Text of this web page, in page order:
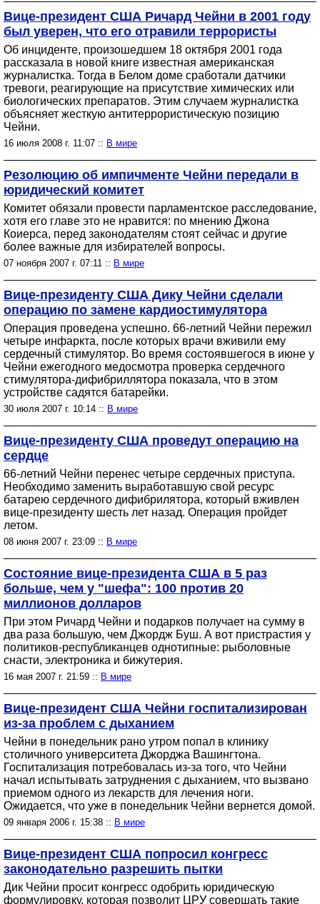
Вице-президент США Ричард Чейни в 2001 году
был уверен, что его отравили террористы
Об инциденте, произошедшем 18 октября 2001 года
рассказала в новой книге известная американская
журналистка. Тогда в Белом доме сработали датчики
тревоги, реагирующие на присутствие химических или
биологических препаратов. Этим случаем журналистка
объясняет жесткую антитеррористическую позицию
Чейни.
16 июля 2008 г. 11:07 :: В мире
Резолюцию об импичменте Чейни передали в
юридический комитет
Комитет обязали провести парламентское расследование,
хотя его главе это не нравится: по мнению Джона
Коиерса, перед законодателям стоят сейчас и другие
более важные для избирателей вопросы.
07 ноября 2007 г. 07:11 :: В мире
Вице-президенту США Дику Чейни сделали
операцию по замене кардиостимулятора
Операция проведена успешно. 66-летний Чейни пережил
четыре инфаркта, после которых врачи вживили ему
сердечный стимулятор. Во время состоявшегося в июне у
Чейни ежегодного медосмотра проверка сердечного
стимулятора-дифибриллятора показала, что в этом
устройстве садятся батарейки.
30 июля 2007 г. 10:14 :: В мире
Вице-президенту США проведут операцию на
сердце
66-летний Чейни перенес четыре сердечных приступа.
Необходимо заменить выработавшую свой ресурс
батарею сердечного дифибрилятора, который вживлен
вице-президенту шесть лет назад. Операция пройдет
летом.
08 июня 2007 г. 23:09 :: В мире
Состояние вице-президента США в 5 раз
больше, чем у "шефа": 100 против 20
миллионов долларов
При этом Ричард Чейни и подарков получает на сумму в
два раза большую, чем Джордж Буш. А вот пристрастия у
политиков-республиканцев однотипные: рыболовные
снасти, электроника и бижутерия.
16 мая 2007 г. 21:59 :: В мире
Вице-президент США Чейни госпитализирован
из-за проблем с дыханием
Чейни в понедельник рано утром попал в клинику
столичного университета Джорджа Вашингтона.
Госпитализация потребовалась из-за того, что Чейни
начал испытывать затруднения с дыханием, что вызвано
приемом одного из лекарств для лечения ноги.
Ожидается, что уже в понедельник Чейни вернется домой.
09 января 2006 г. 15:38 :: В мире
Вице-президент США попросил конгресс
законодательно разрешить пытки
Дик Чейни просит конгресс одобрить юридическую
формулировку, которая позволит ЦРУ совершать такие